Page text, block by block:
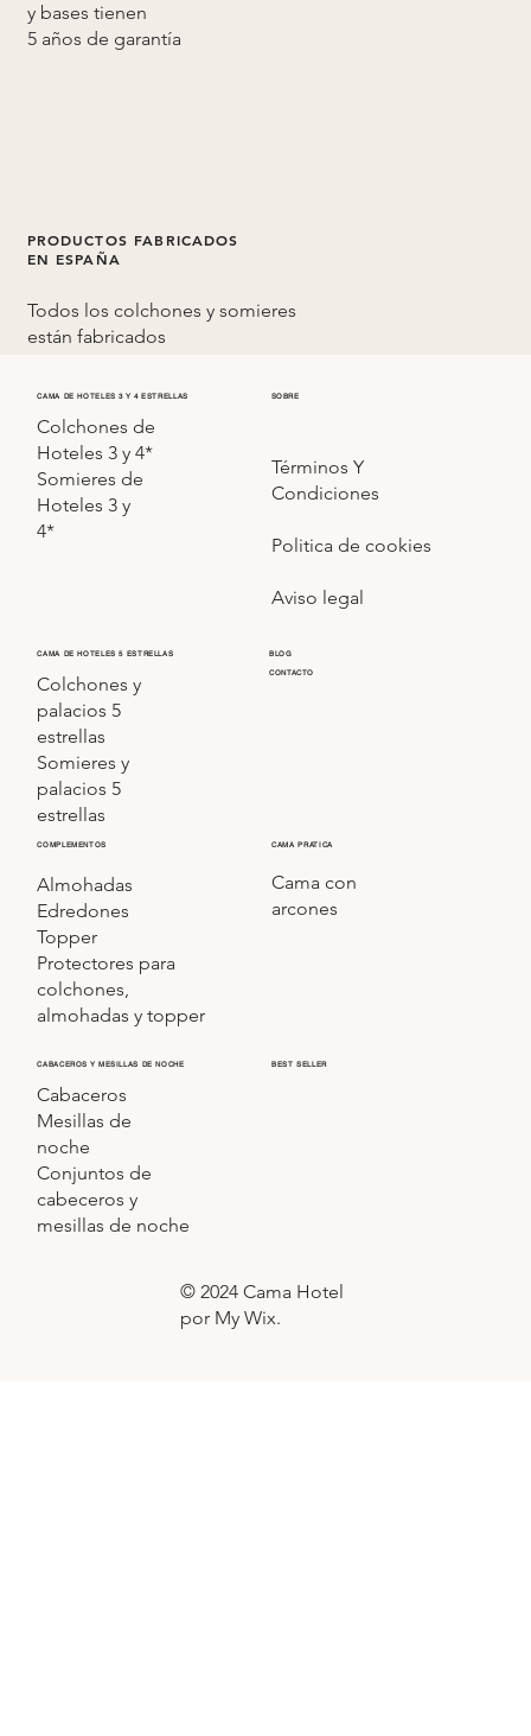
y bases tienen
5 años de garantía
PRODUCTOS FABRICADOS
EN ESPAÑA
Todos los colchones y somieres
están fabricados
CAMA DE HOTELES 3 Y 4 ESTRELLAS
Colchones de
Hoteles 3 y 4*
Somieres de
Hoteles 3 y
4*
CAMA DE HOTELES 5 ESTRELLAS
Colchones y
palacios 5
estrellas
Somieres y
palacios 5
estrellas
COMPLEMENTOS
Almohadas
Edredones
Topper
Protectores para
colchones,
almohadas y topper
CABACEROS Y MESILLAS DE NOCHE
Cabaceros
Mesillas de
noche
Conjuntos de
cabeceros y
mesillas de noche
CAMA PRATICA
Cama con
arcones
BEST SELLER
BLOG
CONTACTO
SOBRE
Términos Y
Condiciones
Politica de cookies
Aviso legal
© 2024 Cama Hotel
por My Wix.